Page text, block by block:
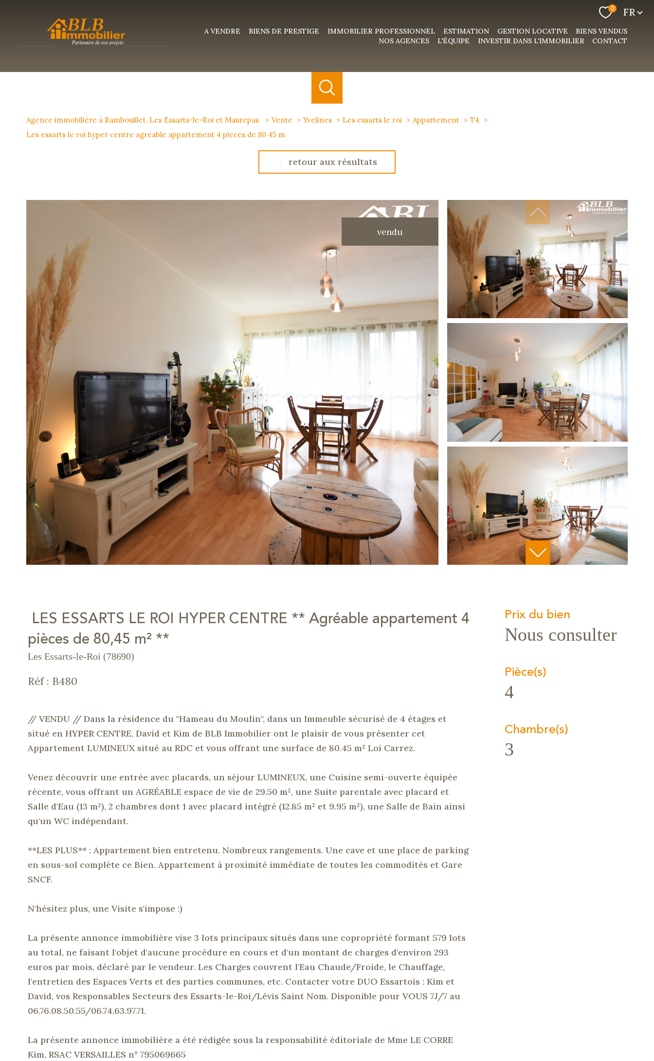
0 Langue
FR
A VENDRE BIENS DE PRESTIGE IMMOBILIER PROFESSIONNEL ESTIMATION GESTION LOCATIVE
BIENS VENDUS
NOS AGENCES
L'ÉQUIPE INVESTIR DANS L'IMMOBILIER CONTACT
Agence immobilière à Rambouillet, Les Essarts-le-Roi et Maurepas Vente Yvelines Les essarts le roi Appartement
T4
Les essarts le roi hyper centre agreable appartement 4 pieces de 80 45 m
retour aux résultats
vendu
LES ESSARTS LE ROI HYPER CENTRE ** Agréable appartement 4
pièces de 80,45 m² **
Les Essarts-le-Roi (78690)
Réf : B480
// VENDU // Dans la résidence du "Hameau du Moulin", dans un Immeuble sécurisé de 4 étages et
situé en HYPER CENTRE, David et Kim de BLB Immobilier ont le plaisir de vous présenter cet
Appartement LUMINEUX situé au RDC et vous offrant une surface de 80.45 m² Loi Carrez.
Venez découvrir une entrée avec placards, un séjour LUMINEUX, une Cuisine semi-ouverte équipée
récente, vous offrant un AGRÉABLE espace de vie de 29.50 m², une Suite parentale avec placard et
Salle d'Eau (13 m²), 2 chambres dont 1 avec placard intégré (12.85 m² et 9.95 m²), une Salle de Bain ainsi
qu'un WC indépendant.
**LES PLUS** : Appartementbien entretenu. Nombreux rangements. Une cave et une place de parking
en sous-sol complète ce Bien. Appartement à proximité immédiate de toutes les commodités et Gare
SNCF.
N'hésitez plus, une Visite s'impose :)
La présente annonce immobilière vise 3 lots principaux situés dans une copropriété formant 579 lots
au total, ne faisant l'objet d'aucune procédure en cours et d'un montant de charges d'environ 293
euros par mois, déclaré par le vendeur. Les Charges couvrent l'Eau Chaude/Froide, le Chauffage,
l'entretien des Espaces Verts et des parties communes, etc. Contacter votre DUO Essartois : Kim et
David, vos Responsables Secteurs des Essarts-le-Roi/Lévis Saint Nom. Disponible pour VOUS 7J/7 au
06.76.08.50.55/06.74.63.97.71.
La présente annonce immobilière a été rédigée sous la responsabilité éditoriale de Mme LE CORRE
Kim, RSAC VERSAILLES n° 795069665
Prix du bien
Nous consulter
Pièce(s)
4
Chambre(s)
3